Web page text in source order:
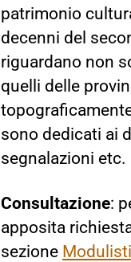
patrimonio
decenni del
riguardano non
quelli delle
sono dedicati ai
segnalazioni etc.
Consultazione:
apposita
sezione